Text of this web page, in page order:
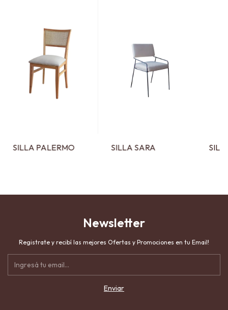
SILLA PALERMO SILLA SARA
Newsletter
Registrate y recibí las mejores Ofertas y Promociones en tu Email!